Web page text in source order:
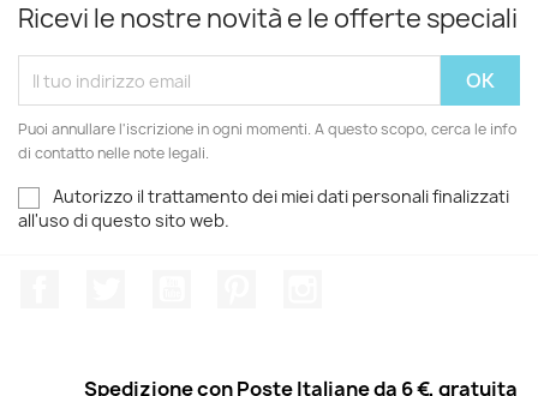
Ricevi le nostre novità e le offerte speciali
Puoi annullare l'iscrizione in ogni momenti. A questo scopo, cerca le info
di contatto nelle note legali.
Autorizzo il trattamento dei miei dati personali finalizzati
all'uso di questo sito web.
Spedizione con Poste Italiane da 6 €, gratuita